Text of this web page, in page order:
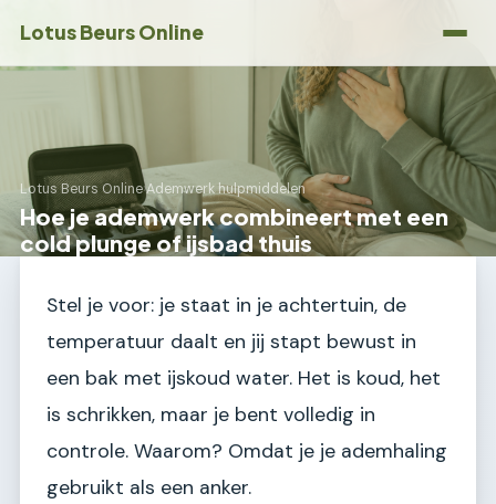
Lotus Beurs Online
Lotus Beurs Online›Ademwerk hulpmiddelen
Hoe je ademwerk combineert met een
cold plunge of ijsbad thuis
Stel je voor: je staat in je achtertuin, de
temperatuur daalt en jij stapt bewust in
een bak met ijskoud water. Het is koud, het
is schrikken, maar je bent volledig in
controle. Waarom? Omdat je je ademhaling
gebruikt als een anker.